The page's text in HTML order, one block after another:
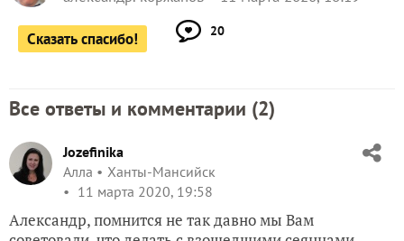
Сказать спасибо! 20
Все ответы и комментарии (2)
Jozefinika
Алла
Ханты-Мансийск
11 марта 2020, 19:58
Александр, помнится не так давно мы Вам